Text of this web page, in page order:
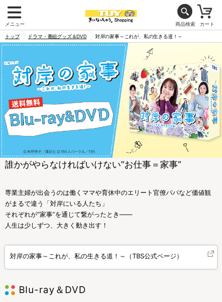
メニュー 商品検索 カート
トップ ドラマ・番組グッズ＆DVD 対岸の家事～これが、私の生きる道！～
誰かがやらなければいけない“お仕事＝家事”
専業主婦が出会うのは働くママや育休中のエリート官僚パパなど価値観
がまるで違う「対岸にいる人たち」
それぞれが“家事”を通じて繋がったとき――
人生は少しずつ、大きく動き出す！
対岸の家事～これが、私の生きる道！～（TBS公式ページ）
Blu-ray＆DVD